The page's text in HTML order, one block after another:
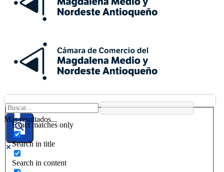
Más resultados...
Exact matches only
Search in title
Search in content